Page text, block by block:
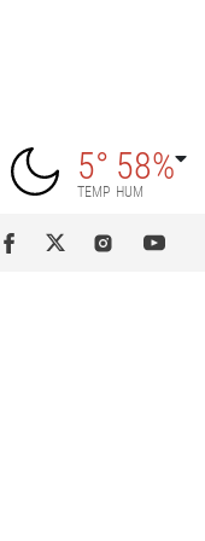
5°
TEMP
58%
HUM